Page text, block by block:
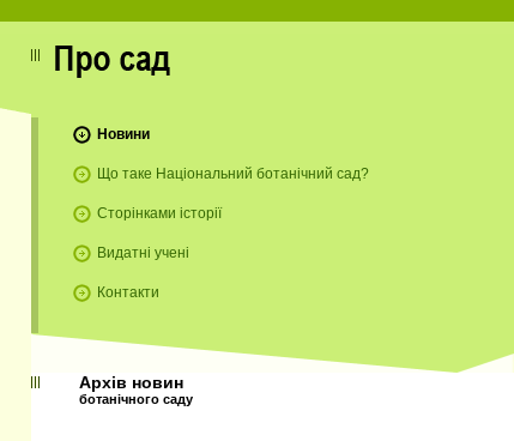
Новини
Що таке Національний ботанічний сад?
Сторінками історії
Видатні учені
Контакти
Архів новин
ботанічного саду